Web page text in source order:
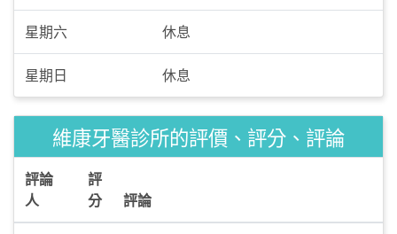
星期六 休息
星期日 休息
維康牙醫診所的評價、評分、評論
評論
人
評
分
評論